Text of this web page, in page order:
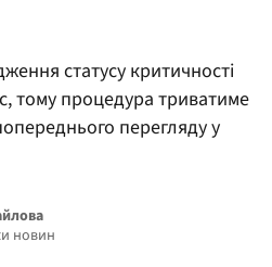
статусу критичності
тому процедура триватиме
перегляду у
новин